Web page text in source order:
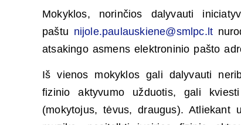
Mokyklos, norinčios dalyvauti
paštu nijole.paulauskiene@smlpc.lt
atsakingo asmens elektroninio pašto
Iš vienos mokyklos gali dalyvauti
fizinio aktyvumo užduotis, gali
(mokytojus, tėvus, draugus). Atliekant